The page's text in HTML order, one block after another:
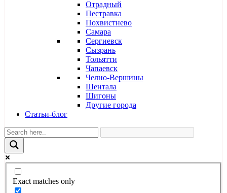
Отрадный
Пестравка
Похвистнево
Самара
Сергиевск
Сызрань
Тольятти
Чапаевск
Челно-Вершины
Шентала
Шигоны
Другие города
Статьи-блог
Exact matches only